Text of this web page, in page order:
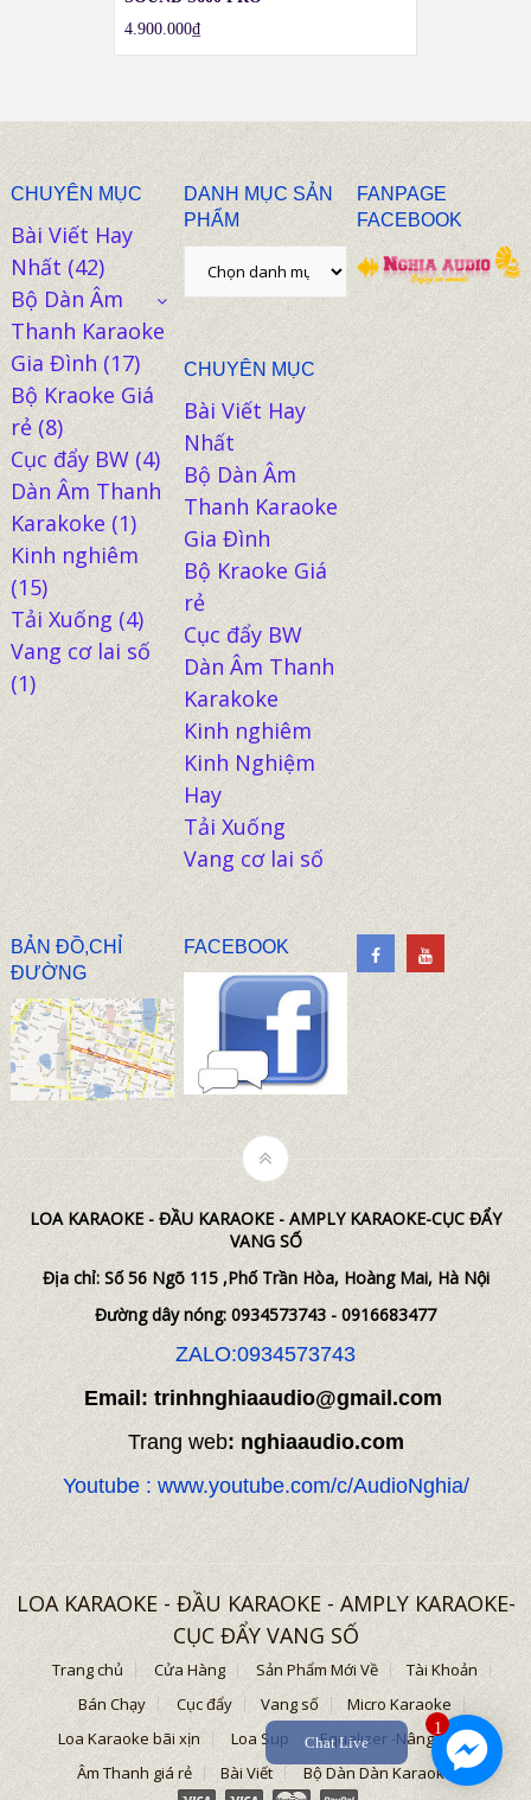
1
Chat Live
4.900.000₫
CHUYÊN MỤC
Bài Viết Hay
Nhất(42)
Bộ Dàn Âm
Thanh Karaoke
Gia Đình (17)
Bộ Kraoke Giá
rẻ(8)
Cục đẩy BW(4)
Dàn Âm Thanh
Karakoke (1)
Kinh nghiêm
(15)
Tải Xuống (4)
Vang cơ lai số
(1)
DANH MỤC SẢN
PHẨM
CHUYÊN MỤC
Bài Viết Hay
Nhất
Bộ Dàn Âm
Thanh Karaoke
Gia Đình
Bộ Kraoke Giá
rẻ
Cục đẩy BW
Dàn Âm Thanh
Karakoke
Kinh nghiêm
Kinh Nghiệm
Hay
Tải Xuống
Vang cơ lai số
FANPAGE
FACEBOOK
BẢN ĐỒ,CHỈ
ĐƯỜNG
FACEBOOK
LOA KARAOKE - ĐẦU KARAOKE - AMPLY KARAOKE-CỤC ĐẨY
VANG SỐ
Địa chỉ: Số 56 Ngõ 115 ,Phố Trần Hòa, Hoàng Mai, Hà Nội
Đường dây nóng: 0934573743 - 0916683477
ZALO:0934573743
Email: trinhnghiaaudio@gmail.com
Trang web: nghiaaudio.com
Youtube : www.youtube.com/c/AudioNghia/
LOA KARAOKE - ĐẦU KARAOKE - AMPLY KARAOKE-
CỤC ĐẨY VANG SỐ
Trang chủ Cửa Hàng Sản Phẩm Mới Về
Tài Khoản
Bán Chạy
Cục đẩy Vang số
Micro Karaoke
Loa Karaoke bãi xịn
Loa Sup
Equalizer -Nâng tiếng
Âm Thanh giá rẻ
Bài Viết Bộ Dàn Dàn Karaoke